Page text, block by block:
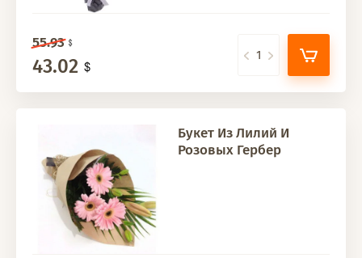
55.93
43.02
Букет Из Лилий И
Розовых Гербер